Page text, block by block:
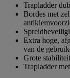
Trapladder
Bordes met
Extra hoge,
van de
Grote
Trapladder